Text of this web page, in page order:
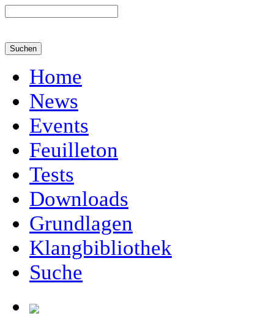
Home
News
Events
Feuilleton
Tests
Downloads
Grundlagen
Klangbibliothek
Suche